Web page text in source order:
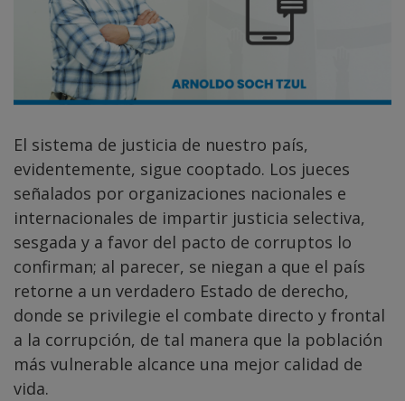
El sistema de justicia de nuestro país,
evidentemente, sigue cooptado. Los jueces
señalados por organizaciones nacionales e
internacionales de impartir justicia selectiva,
sesgada y a favor del pacto de corruptos lo
confirman; al parecer, se niegan a que el país
retorne a un verdadero Estado de derecho,
donde se privilegie el combate directo y frontal
a la corrupción, de tal manera que la población
más vulnerable alcance una mejor calidad de
vida.